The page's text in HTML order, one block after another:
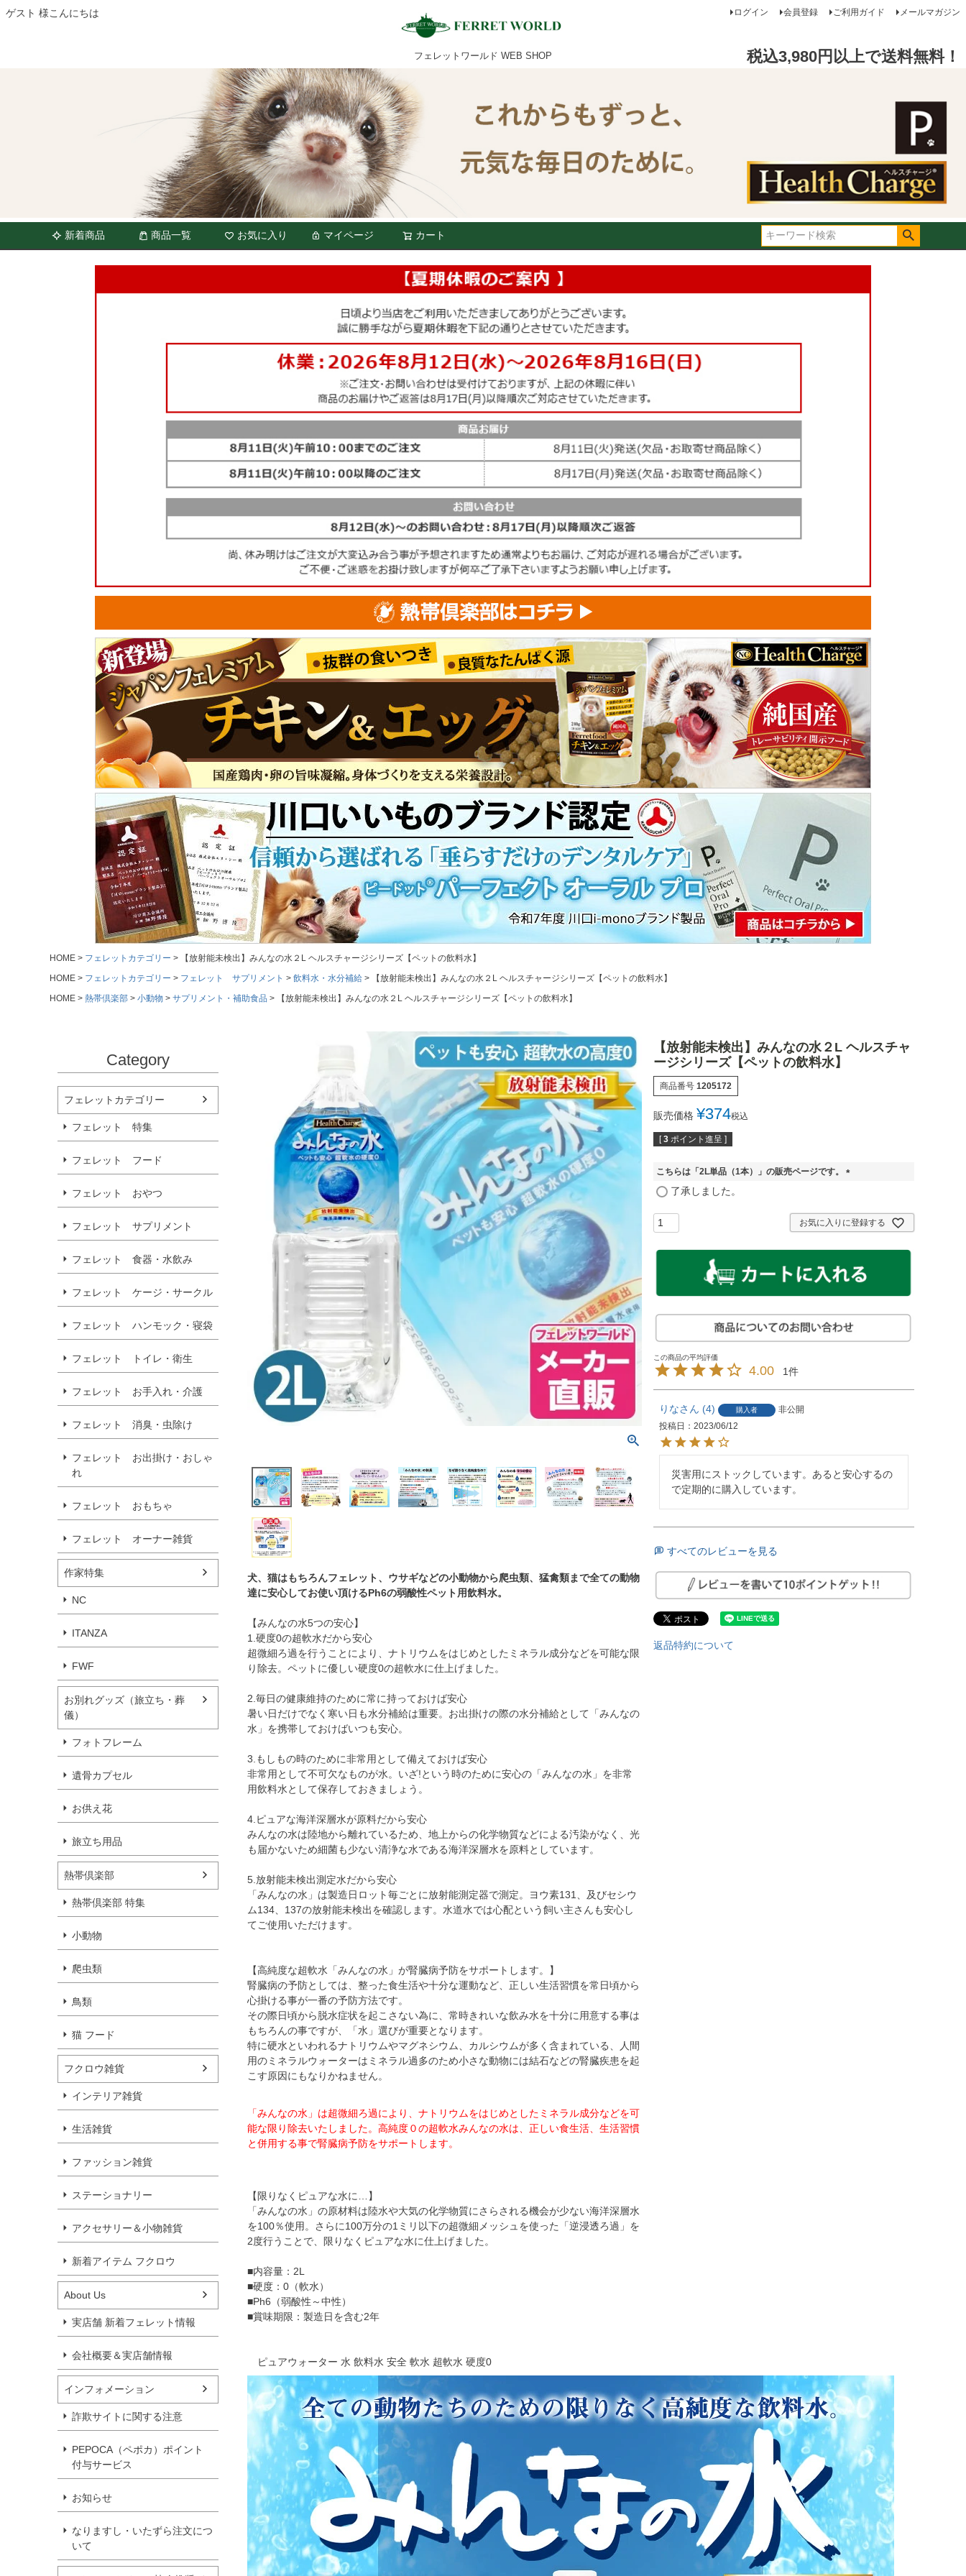
ゲスト 様こんにちは
フェレットワールド WEB SHOP
ログイン 会員登録 ご利用ガイド メールマガジン
税込3,980円以上で送料無料！
新着商品 商品一覧 お気に入り マイページ カート
HOME フェレットカテゴリー
【放射能未検出】みんなの水２L ヘルスチャージシリーズ【ペットの飲料水】
HOME
フェレットカテゴリー フェレット サプリメント 飲料水・水分補給
【放射能未検出】みんなの水２L ヘルスチャージシリーズ【ペットの飲料水】
HOME
熱帯倶楽部 小動物 サプリメント・補助食品 【放射能未検出】みんなの水２L ヘルスチャージシリーズ【ペットの飲料水】
Category
フェレットカテゴリー
フェレット 特集
フェレット フード
フェレット おやつ
フェレット サプリメント
フェレット 食器・水飲み
フェレット ケージ・サークル
フェレット ハンモック・寝袋
フェレット トイレ・衛生
フェレット お手入れ・介護
フェレット 消臭・虫除け
フェレット お出掛け・おしゃ
れ
フェレット おもちゃ
フェレット オーナー雑貨
作家特集
NC
ITANZA
FWF
お別れグッズ（旅立ち・葬
儀）
フォトフレーム
遺骨カプセル
お供え花
旅立ち用品
熱帯倶楽部
熱帯倶楽部 特集
小動物
爬虫類
鳥類
猫 フード
フクロウ雑貨
インテリア雑貨
生活雑貨
ファッション雑貨
ステーショナリー
アクセサリー＆小物雑貨
新着アイテム フクロウ
About Us
実店舗 新着フェレット情報
会社概要＆実店舗情報
インフォメーション
詐欺サイトに関する注意
PEPOCA（ペポカ）ポイント
付与サービス
お知らせ
なりますし・いたずら注文につ
いて
犬、猫はもちろんフェレット、ウサギなどの小動物から爬虫類、猛禽類まで全ての動物
達に安心してお使い頂けるPh6の弱酸性ペット用飲料水。
【みんなの水5つの安心】
1.硬度0の超軟水だから安心
超微細ろ過を行うことにより、ナトリウムをはじめとしたミネラル成分などを可能な限
り除去。ペットに優しい硬度0の超軟水に仕上げました。
2.毎日の健康維持のために常に持っておけば安心
暑い日だけでなく寒い日も水分補給は重要。お出掛けの際の水分補給として「みんなの
水」を携帯しておけばいつも安心。
3.もしもの時のために非常用として備えておけば安心
非常用として不可欠なものが水。いざ!という時のために安心の「みんなの水」を非常
用飲料水として保存しておきましょう。
4.ピュアな海洋深層水が原料だから安心
みんなの水は陸地から離れているため、地上からの化学物質などによる汚染がなく、光
も届かないため細菌も少ない清浄な水である海洋深層水を原料としています。
5.放射能未検出測定水だから安心
「みんなの水」は製造日ロット毎ごとに放射能測定器で測定。ヨウ素131、及びセシウ
ム134、137の放射能未検出を確認します。水道水では心配という飼い主さんも安心し
てご使用いただけます。
【高純度な超軟水「みんなの水」が腎臓病予防をサポートします。】
腎臓病の予防としては、整った食生活や十分な運動など、正しい生活習慣を常日頃から
心掛ける事が一番の予防方法です。
その際日頃から脱水症状を起こさない為に、常時きれいな飲み水を十分に用意する事は
もちろんの事ですが、「水」選びが重要となります。
特に硬水といわれるナトリウムやマグネシウム、カルシウムが多く含まれている、人間
用のミネラルウォーターはミネラル過多のため小さな動物には結石などの腎臓疾患を起
こす原因にもなりかねません。
「みんなの水」は超微細ろ過により、ナトリウムをはじめとしたミネラル成分などを可
能な限り除去いたしました。高純度０の超軟水みんなの水は、正しい食生活、生活習慣
と併用する事で腎臓病予防をサポートします。
【限りなくピュアな水に…】
「みんなの水」の原材料は陸水や大気の化学物質にさらされる機会が少ない海洋深層水
を100％使用。さらに100万分の1ミリ以下の超微細メッシュを使った「逆浸透ろ過」を
2度行うことで、限りなくピュアな水に仕上げました。
■内容量：2L
■硬度：0（軟水）
■Ph6（弱酸性～中性）
■賞味期限：製造日を含む2年
ピュアウォーター 水 飲料水 安全 軟水 超軟水 硬度0
【放射能未検出】みんなの水２L ヘルスチャ
ージシリーズ【ペットの飲料水】
商品番号 1205172
販売価格 ¥374税込
[ 3 ポイント進呈 ]
こちらは「2L単品（1本）」の販売ページです。
須
)
了承しました。
お気に入りに登録する
4.00 1
りな 4 購入者
非公開
投稿日
2023/06/12
災害用にストックしています。あると安心するの
で定期的に購入しています。
すべてのレビューを見る
返品特約について